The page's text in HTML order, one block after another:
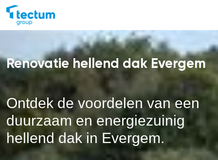
Renovatie hellend dak Evergem
Ontdek de voordelen van een
duurzaam en energiezuinig
hellend dak in Evergem.